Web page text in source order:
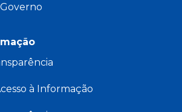
à Informação